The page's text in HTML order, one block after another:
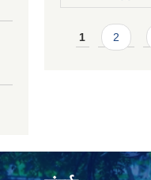
Pages
1 2